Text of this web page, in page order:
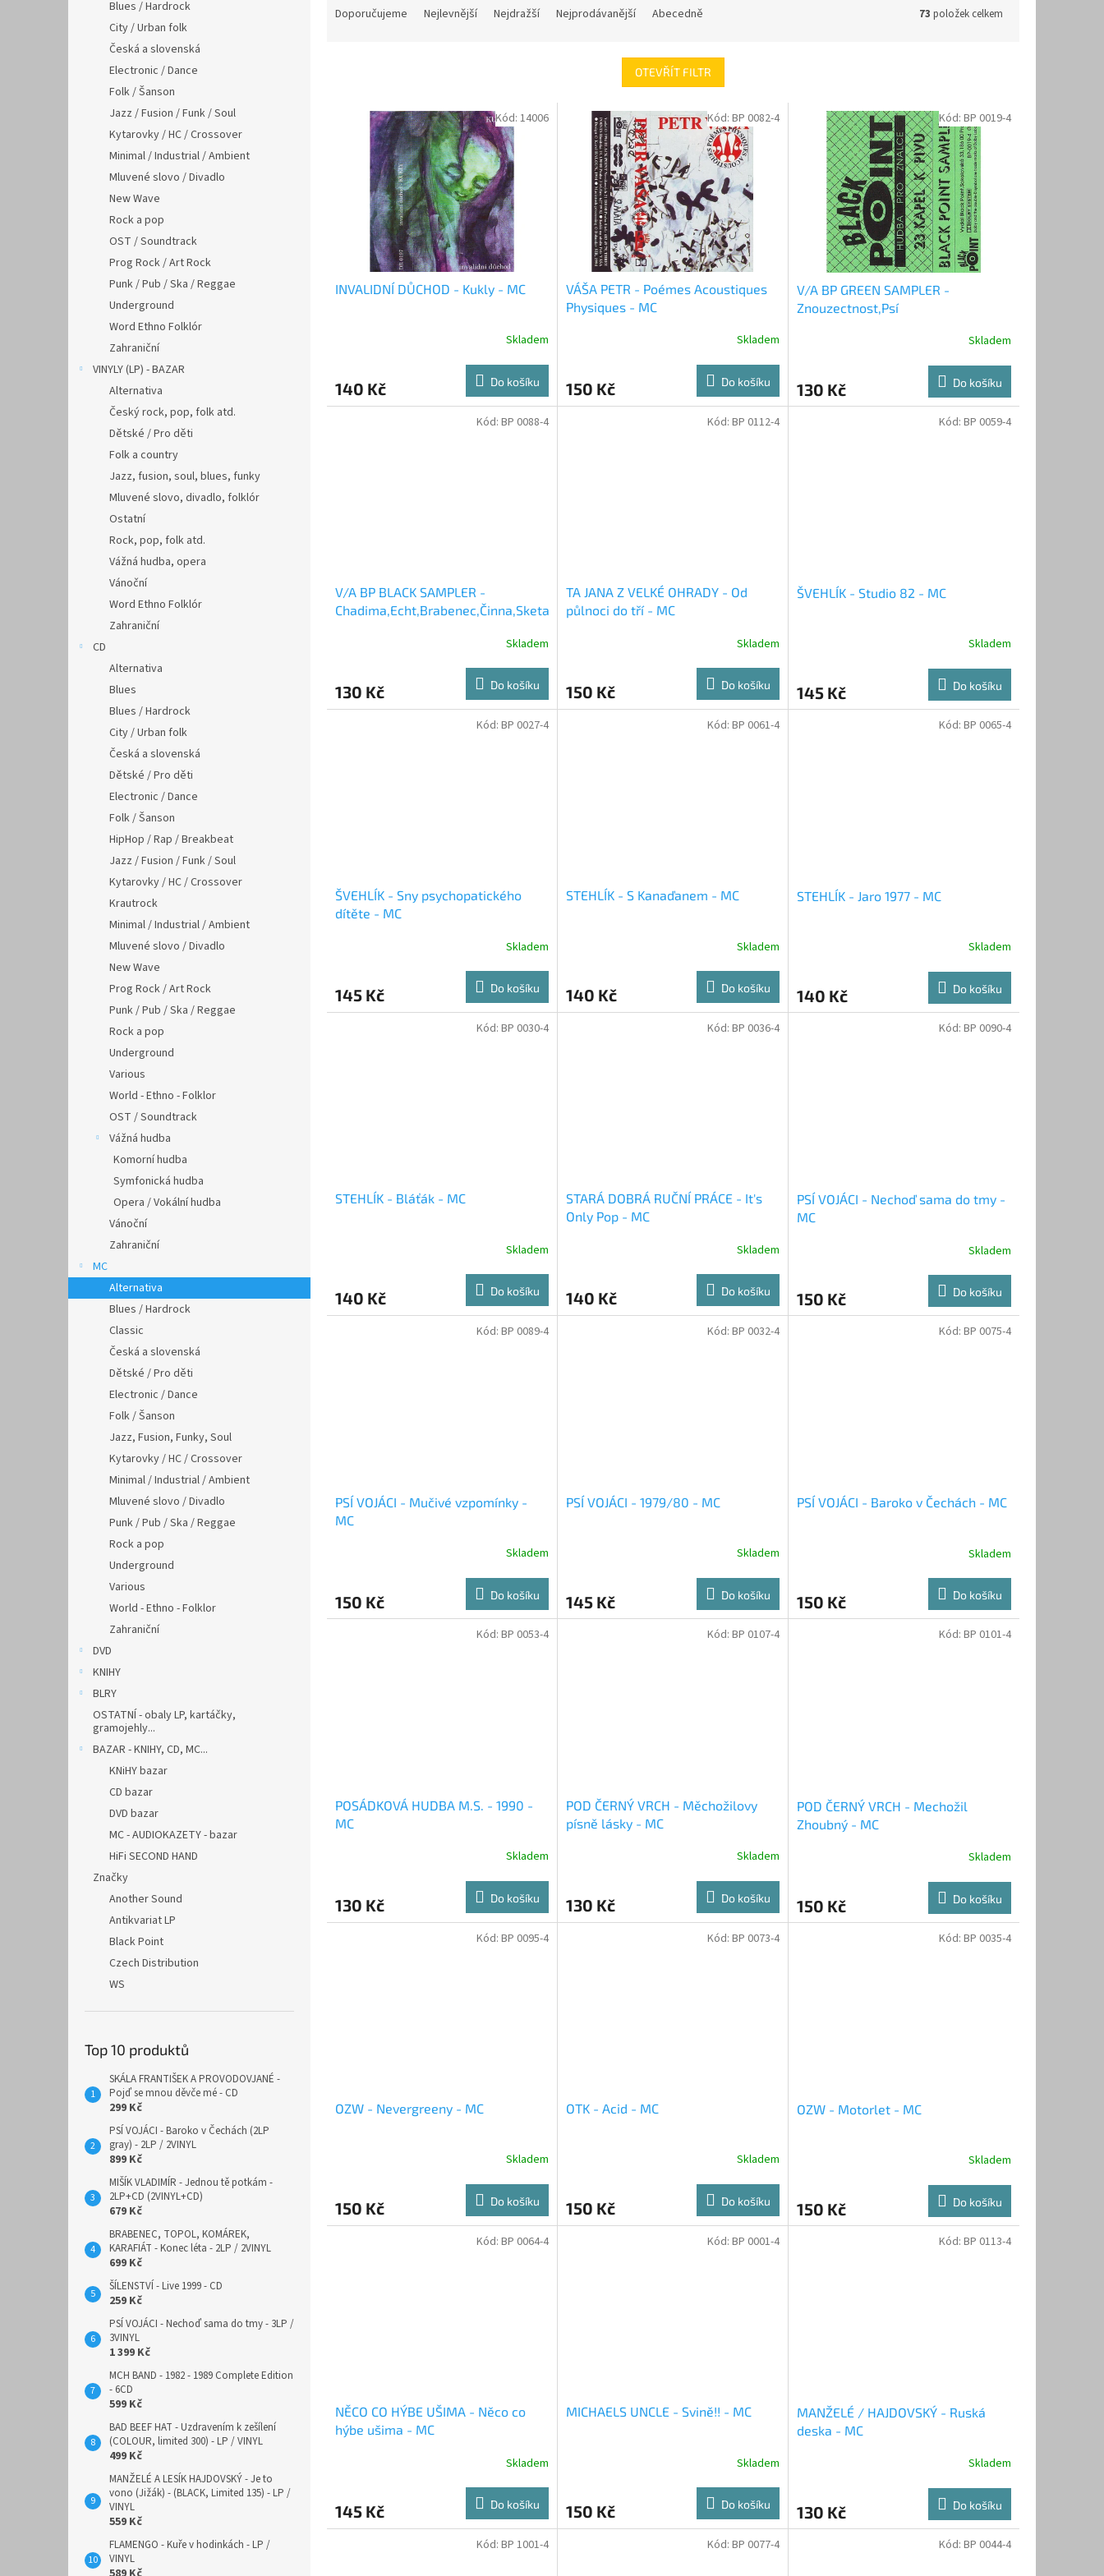
Blues / Hardrock
City / Urban folk
Česká a slovenská
Electronic / Dance
Folk / Šanson
Jazz / Fusion / Funk / Soul
Kytarovky / HC / Crossover
Minimal / Industrial / Ambient
Mluvené slovo / Divadlo
New Wave
Rock a pop
OST / Soundtrack
Prog Rock / Art Rock
Punk / Pub / Ska / Reggae
Underground
Word Ethno Folklór
Zahraniční
VINYLY (LP) - BAZAR
Alternativa
Český rock, pop, folk atd.
Dětské / Pro děti
Folk a country
Jazz, fusion, soul, blues, funky
Mluvené slovo, divadlo, folklór
Ostatní
Rock, pop, folk atd.
Vážná hudba, opera
Vánoční
Word Ethno Folklór
Zahraniční
CD
Alternativa
Blues
Blues / Hardrock
City / Urban folk
Česká a slovenská
Dětské / Pro děti
Electronic / Dance
Folk / Šanson
HipHop / Rap / Breakbeat
Jazz / Fusion / Funk / Soul
Kytarovky / HC / Crossover
Krautrock
Minimal / Industrial / Ambient
Mluvené slovo / Divadlo
New Wave
Prog Rock / Art Rock
Punk / Pub / Ska / Reggae
Rock a pop
Underground
Various
World - Ethno - Folklor
OST / Soundtrack
Vážná hudba
Komorní hudba
Symfonická hudba
Opera / Vokální hudba
Vánoční
Zahraniční
MC
Alternativa
Blues / Hardrock
Classic
Česká a slovenská
Dětské / Pro děti
Electronic / Dance
Folk / Šanson
Jazz, Fusion, Funky, Soul
Kytarovky / HC / Crossover
Minimal / Industrial / Ambient
Mluvené slovo / Divadlo
Punk / Pub / Ska / Reggae
Rock a pop
Underground
Various
World - Ethno - Folklor
Zahraniční
DVD
KNIHY
BLRY
OSTATNÍ - obaly LP, kartáčky,
gramojehly...
BAZAR - KNIHY, CD, MC...
KNiHY bazar
CD bazar
DVD bazar
MC - AUDIOKAZETY - bazar
HiFi SECOND HAND
Značky
Another Sound
Antikvariat LP
Black Point
Czech Distribution
WS
Top 10 produktů
SKÁLA FRANTIŠEK A PROVODOVJANÉ -
Pojď se mnou děvče mé - CD
299 Kč
PSÍ VOJÁCI - Baroko v Čechách (2LP
gray) - 2LP / 2VINYL
899 Kč
MIŠÍK VLADIMÍR - Jednou tě potkám -
2LP+CD (2VINYL+CD)
679 Kč
BRABENEC, TOPOL, KOMÁREK,
KARAFIÁT - Konec léta - 2LP / 2VINYL
699 Kč
ŠÍLENSTVÍ - Live 1999 - CD
259 Kč
PSÍ VOJÁCI - Nechoď sama do tmy - 3LP /
3VINYL
1 399 Kč
MCH BAND - 1982 - 1989 Complete Edition
- 6CD
599 Kč
BAD BEEF HAT - Uzdravením k zešílení
(COLOUR, limited 300) - LP / VINYL
499 Kč
MANŽELÉ A LESÍK HAJDOVSKÝ - Je to
vono (Jižák) - (BLACK, Limited 135) - LP /
VINYL
559 Kč
FLAMENGO - Kuře v hodinkách - LP /
VINYL
Doporučujeme Nejlevnější Nejdražší Nejprodávanější Abecedně 73 položek celkem
OTEVŘÍT FILTR
INVALIDNÍ DŮCHOD - Kukly - MC
Skladem
140 Kč Do košíku
Kód: 14006
VÁŠA PETR - Poémes Acoustiques
Physiques - MC
Skladem
150 Kč Do košíku
Kód: BP 0082-4
V/A BP GREEN SAMPLER -
Znouzectnost,Psí
Skladem
130 Kč Do košíku
Kód: BP 0019-4
V/A BP BLACK SAMPLER -
Chadima,Echt,Brabenec,Činna,Sketa
Skladem
130 Kč Do košíku
Kód: BP 0088-4
TA JANA Z VELKÉ OHRADY - Od
půlnoci do tří - MC
Skladem
150 Kč Do košíku
Kód: BP 0112-4
ŠVEHLÍK - Studio 82 - MC
Skladem
145 Kč Do košíku
Kód: BP 0059-4
ŠVEHLÍK - Sny psychopatického
dítěte - MC
Skladem
145 Kč Do košíku
Kód: BP 0027-4
STEHLÍK - S Kanaďanem - MC
Skladem
140 Kč Do košíku
Kód: BP 0061-4
STEHLÍK - Jaro 1977 - MC
Skladem
140 Kč Do košíku
Kód: BP 0065-4
STEHLÍK - Bláťák - MC
Skladem
140 Kč Do košíku
Kód: BP 0030-4
STARÁ DOBRÁ RUČNÍ PRÁCE - It's
Only Pop - MC
Skladem
140 Kč Do košíku
Kód: BP 0036-4
PSÍ VOJÁCI - Nechoď sama do tmy -
MC
Skladem
150 Kč Do košíku
Kód: BP 0090-4
PSÍ VOJÁCI - Mučivé vzpomínky -
MC
Skladem
150 Kč Do košíku
Kód: BP 0089-4
PSÍ VOJÁCI - 1979/80 - MC
Skladem
145 Kč Do košíku
Kód: BP 0032-4
PSÍ VOJÁCI - Baroko v Čechách - MC
Skladem
150 Kč Do košíku
Kód: BP 0075-4
POSÁDKOVÁ HUDBA M.S. - 1990 -
MC
Skladem
130 Kč Do košíku
Kód: BP 0053-4
POD ČERNÝ VRCH - Měchožilovy
písně lásky - MC
Skladem
130 Kč Do košíku
Kód: BP 0107-4
POD ČERNÝ VRCH - Mechožil
Zhoubný - MC
Skladem
150 Kč Do košíku
Kód: BP 0101-4
OZW - Nevergreeny - MC
Skladem
150 Kč Do košíku
Kód: BP 0095-4
OTK - Acid - MC
Skladem
150 Kč Do košíku
Kód: BP 0073-4
OZW - Motorlet - MC
Skladem
150 Kč Do košíku
Kód: BP 0035-4
NĚCO CO HÝBE UŠIMA - Něco co
hýbe ušima - MC
Skladem
145 Kč Do košíku
Kód: BP 0064-4
MICHAELS UNCLE - Svině!! - MC
Skladem
150 Kč Do košíku
Kód: BP 0001-4
MANŽELÉ / HAJDOVSKÝ - Ruská
deska - MC
Skladem
130 Kč Do košíku
Kód: BP 0113-4
Kód: BP 1001-4 Kód: BP 0077-4 Kód: BP 0044-4